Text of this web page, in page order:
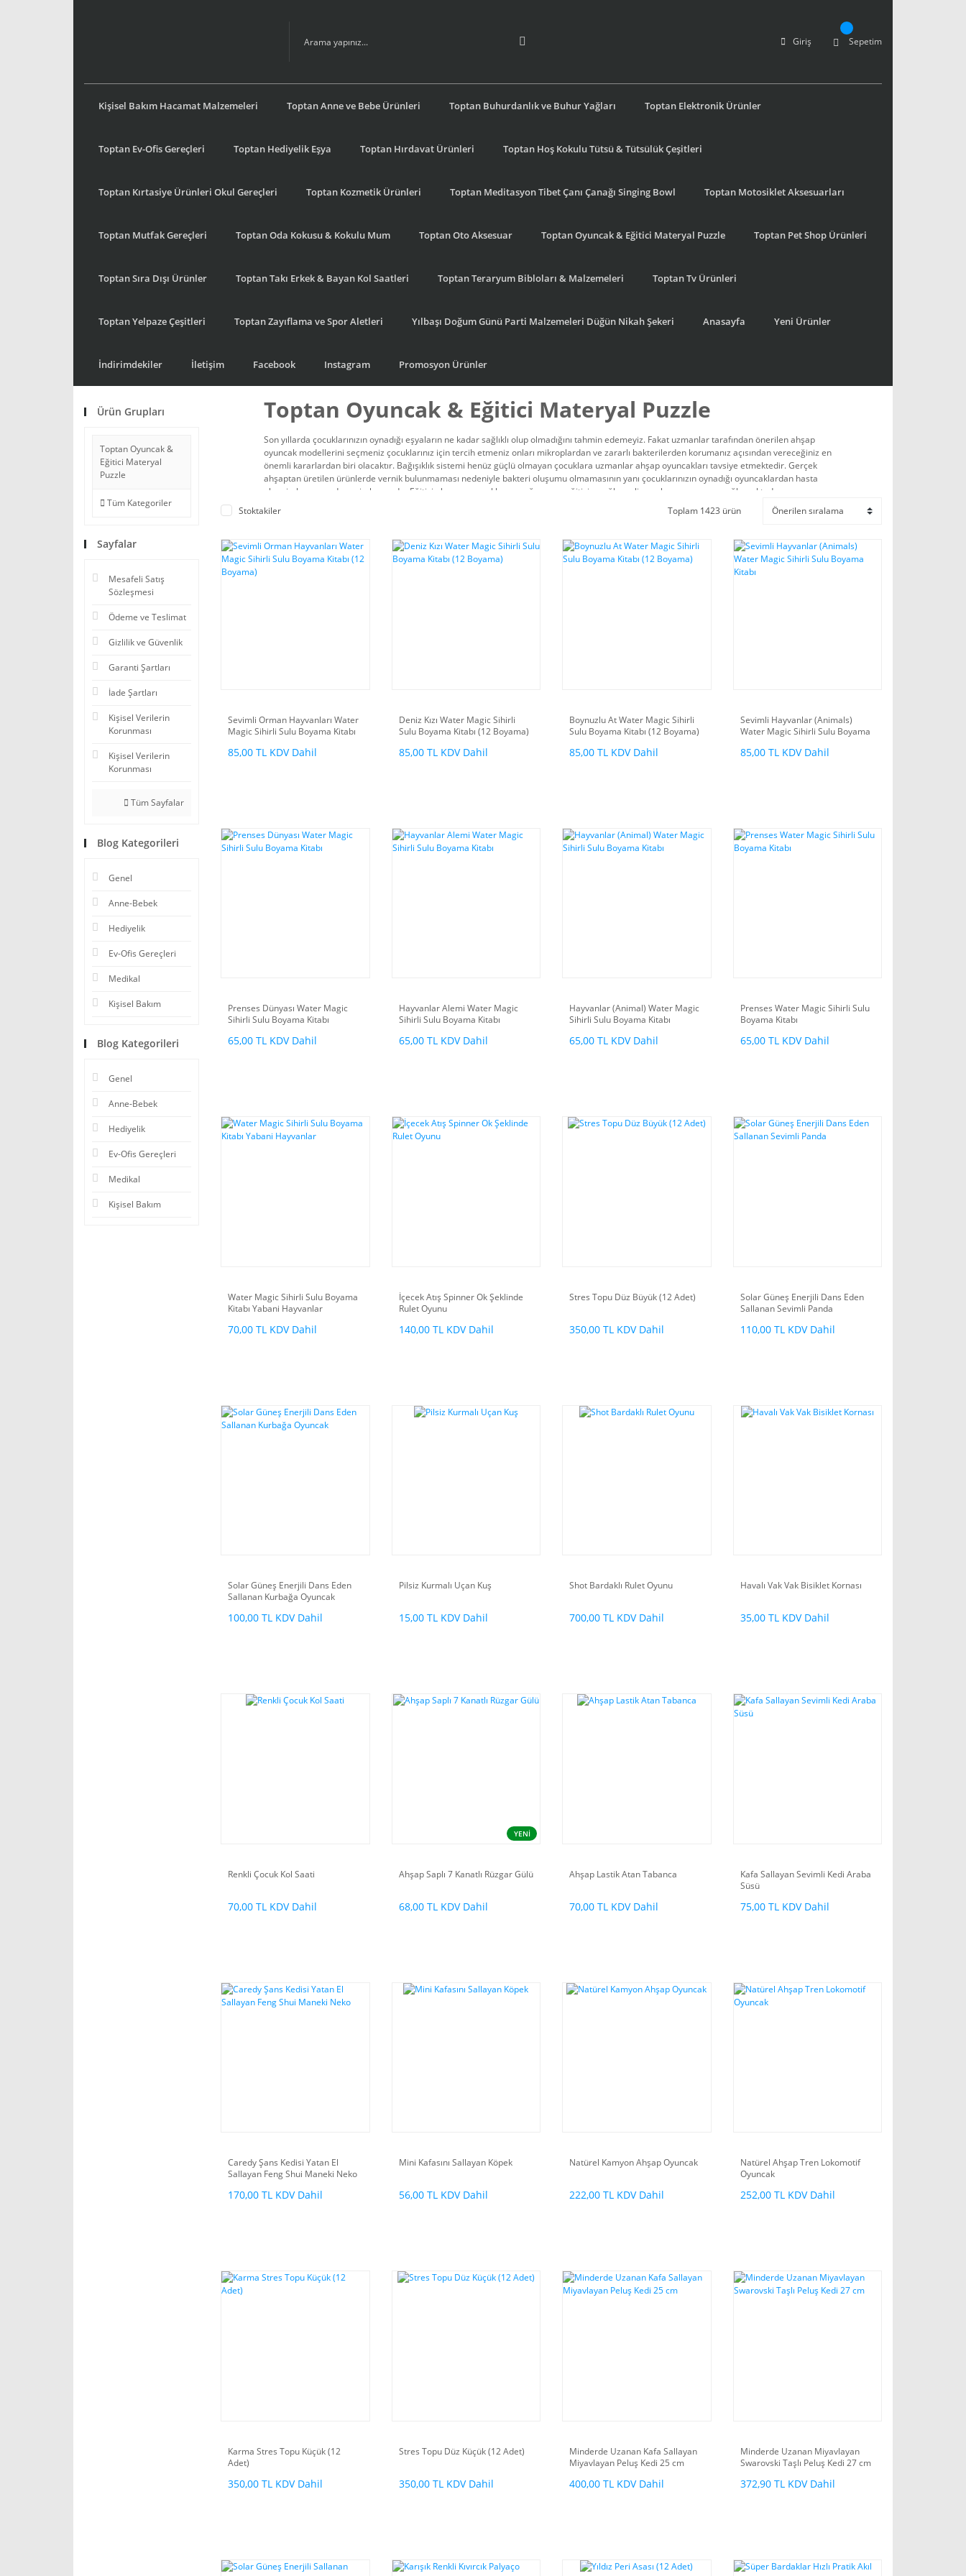
Giriş Sepetim
Kişisel Bakım Hacamat Malzemeleri Toptan Anne ve Bebe Ürünleri Toptan Buhurdanlık ve Buhur Yağları Toptan Elektronik Ürünler
Toptan Ev-Ofis Gereçleri Toptan Hediyelik Eşya Toptan Hırdavat Ürünleri Toptan Hoş Kokulu Tütsü & Tütsülük Çeşitleri
Toptan Kırtasiye Ürünleri Okul Gereçleri Toptan Kozmetik Ürünleri Toptan Meditasyon Tibet Çanı Çanağı Singing Bowl Toptan Motosiklet Aksesuarları
Toptan Mutfak Gereçleri Toptan Oda Kokusu & Kokulu Mum Toptan Oto Aksesuar Toptan Oyuncak & Eğitici Materyal Puzzle Toptan Pet Shop Ürünleri
Toptan Sıra Dışı Ürünler Toptan Takı Erkek & Bayan Kol Saatleri Toptan Teraryum Bibloları & Malzemeleri Toptan Tv Ürünleri
Toptan Yelpaze Çeşitleri Toptan Zayıflama ve Spor Aletleri Yılbaşı Doğum Günü Parti Malzemeleri Düğün Nikah Şekeri Anasayfa Yeni Ürünler
İndirimdekiler İletişim Facebook Instagram Promosyon Ürünler
Ürün Grupları
Toptan Oyuncak &
Eğitici Materyal
Puzzle
Tüm Kategoriler
Sayfalar
Mesafeli Satış
Sözleşmesi
Ödeme ve Teslimat
Gizlilik ve Güvenlik
Garanti Şartları
İade Şartları
Kişisel Verilerin
Korunması
Kişisel Verilerin
Korunması
Tüm Sayfalar
Blog Kategorileri
Genel
Anne-Bebek
Hediyelik
Ev-Ofis Gereçleri
Medikal
Kişisel Bakım
Blog Kategorileri
Genel
Anne-Bebek
Hediyelik
Ev-Ofis Gereçleri
Medikal
Kişisel Bakım
Toptan Oyuncak & Eğitici Materyal Puzzle
Son yıllarda çocuklarınızın oynadığı eşyaların ne kadar sağlıklı olup olmadığını tahmin edemeyiz. Fakat uzmanlar tarafından önerilen ahşap
oyuncak modellerini seçmeniz çocuklarınız için tercih etmeniz onları mikroplardan ve zararlı bakterilerden korumanız açısından vereceğiniz en
önemli kararlardan biri olacaktır. Bağışıklık sistemi henüz güçlü olmayan çocuklara uzmanlar ahşap oyuncakları tavsiye etmektedir. Gerçek
ahşaptan üretilen ürünlerde vernik bulunmaması nedeniyle bakteri oluşumu olmamasının yanı çocuklarınızın oynadığı oyuncaklardan hasta
olma imkanı neredeyse imkansızdır. Eğitici ahşap oyuncaklar, çocuğunuzun eğitici ve eğlenceli oyunlar oynamasını sağlamaktadır.
Bu ürünleri toptan alarak ister satışını gerçekleştirebilir, isterseniz de daha karlı bir alım gerçekleştirebilirsiniz.Toptanturkiye.comolarak
Sizde çocuk gelişimi için en önemli ve en faydalı eğitim ürününü incelemek ve satın almak istiyorsanızToptan Oyuncak & Eğitici Materyal
Puzzle kategorisini ziyaret edebilirsiniz.
Stoktakiler Toplam 1423 ürün
Sevimli Orman Hayvanları Water
Magic Sihirli Sulu Boyama Kitabı
85,00 TL KDV Dahil
Deniz Kızı Water Magic Sihirli
Sulu Boyama Kitabı (12 Boyama)
85,00 TL KDV Dahil
Boynuzlu At Water Magic Sihirli
Sulu Boyama Kitabı (12 Boyama)
85,00 TL KDV Dahil
Sevimli Hayvanlar (Animals)
Water Magic Sihirli Sulu Boyama
85,00 TL KDV Dahil
Prenses Dünyası Water Magic
Sihirli Sulu Boyama Kitabı
65,00 TL KDV Dahil
Hayvanlar Alemi Water Magic
Sihirli Sulu Boyama Kitabı
65,00 TL KDV Dahil
Hayvanlar (Animal) Water Magic
Sihirli Sulu Boyama Kitabı
65,00 TL KDV Dahil
Prenses Water Magic Sihirli Sulu
Boyama Kitabı
65,00 TL KDV Dahil
Water Magic Sihirli Sulu Boyama
Kitabı Yabani Hayvanlar
70,00 TL KDV Dahil
İçecek Atış Spinner Ok Şeklinde
Rulet Oyunu
140,00 TL KDV Dahil
Stres Topu Düz Büyük (12 Adet)
350,00 TL KDV Dahil
Solar Güneş Enerjili Dans Eden
Sallanan Sevimli Panda
110,00 TL KDV Dahil
Solar Güneş Enerjili Dans Eden
Sallanan Kurbağa Oyuncak
100,00 TL KDV Dahil
Pilsiz Kurmalı Uçan Kuş
15,00 TL KDV Dahil
Shot Bardaklı Rulet Oyunu
700,00 TL KDV Dahil
Havalı Vak Vak Bisiklet Kornası
35,00 TL KDV Dahil
Renkli Çocuk Kol Saati
70,00 TL KDV Dahil
YENİ
Ahşap Saplı 7 Kanatlı Rüzgar Gülü
68,00 TL KDV Dahil
Ahşap Lastik Atan Tabanca
70,00 TL KDV Dahil
Kafa Sallayan Sevimli Kedi Araba
Süsü
75,00 TL KDV Dahil
Caredy Şans Kedisi Yatan El
Sallayan Feng Shui Maneki Neko
170,00 TL KDV Dahil
Mini Kafasını Sallayan Köpek
56,00 TL KDV Dahil
Natürel Kamyon Ahşap Oyuncak
222,00 TL KDV Dahil
Natürel Ahşap Tren Lokomotif
Oyuncak
252,00 TL KDV Dahil
Karma Stres Topu Küçük (12
Adet)
350,00 TL KDV Dahil
Stres Topu Düz Küçük (12 Adet)
350,00 TL KDV Dahil
Minderde Uzanan Kafa Sallayan
Miyavlayan Peluş Kedi 25 cm
400,00 TL KDV Dahil
Minderde Uzanan Miyavlayan
Swarovski Taşlı Peluş Kedi 27 cm
372,90 TL KDV Dahil